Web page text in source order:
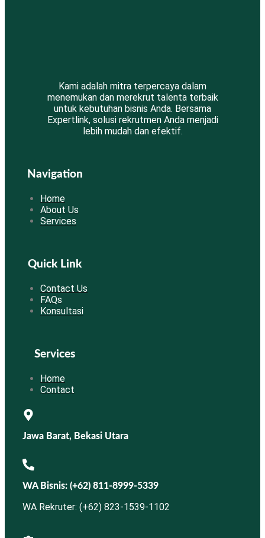
Kami adalah mitra terpercaya dalam
menemukan dan merekrut talenta terbaik
untuk kebutuhan bisnis Anda. Bersama
Expertlink, solusi rekrutmen Anda menjadi
lebih mudah dan efektif.
Navigation
Home
About Us
Services
Quick Link
Contact Us
FAQs
Konsultasi
Services
Home
Contact
Jawa Barat, Bekasi Utara
WA Bisnis: (+62) 811-8999-5339
WA Rekruter: (+62) 823-1539-1102